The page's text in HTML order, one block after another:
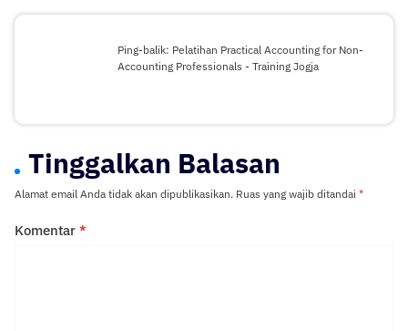
Ping-balik: Pelatihan Practical Accounting for Non-
Accounting Professionals - Training Jogja
Tinggalkan Balasan
Alamat email Anda tidak akan dipublikasikan. Ruas yang wajib ditandai *
Komentar *